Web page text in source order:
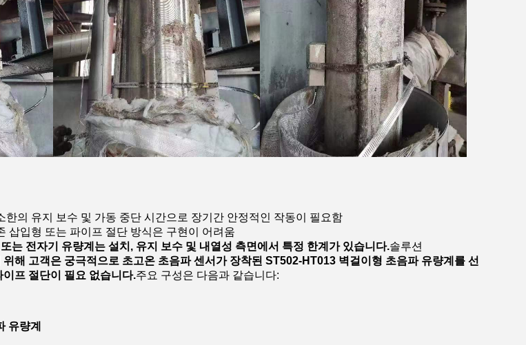
한의 유지 보수 및 가동 중단 시간으로 장기간 안정적인 작동이 필요함
삽입형 또는 파이프 절단 방식은 구현이 어려움
는 전자기 유량계는 설치, 유지 보수 및 내열성 측면에서 특정 한계가 있습니다.솔루션
해 고객은 궁극적으로 초고온 초음파 센서가 장착된 ST502-HT013 벽걸이형 초음파 유량계를 선
프 절단이 필요 없습니다.주요 구성은 다음과 같습니다:
유량계